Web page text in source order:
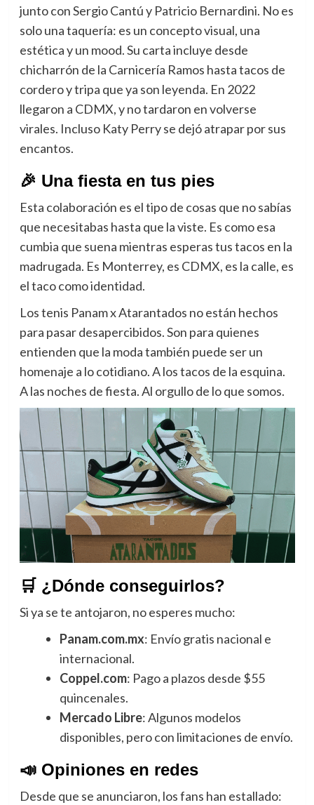
junto con Sergio Cantú y Patricio Bernardini. No es
solo una taquería: es un concepto visual, una
estética y un mood. Su carta incluye desde
chicharrón de la Carnicería Ramos hasta tacos de
cordero y tripa que ya son leyenda. En 2022
llegaron a CDMX, y no tardaron en volverse
virales. Incluso Katy Perry se dejó atrapar por sus
encantos.
🎉 Una fiesta en tus pies
Esta colaboración es el tipo de cosas que no sabías
que necesitabas hasta que la viste. Es como esa
cumbia que suena mientras esperas tus tacos en la
madrugada. Es Monterrey, es CDMX, es la calle, es
el taco como identidad.
Los tenis Panam x Atarantados no están hechos
para pasar desapercibidos. Son para quienes
entienden que la moda también puede ser un
homenaje a lo cotidiano. A los tacos de la esquina.
A las noches de fiesta. Al orgullo de lo que somos.
🛒 ¿Dónde conseguirlos?
Si ya se te antojaron, no esperes mucho:
Panam.com.mx: Envío gratis nacional e
internacional.
Coppel.com: Pago a plazos desde $55
quincenales.
Mercado Libre: Algunos modelos
disponibles, pero con limitaciones de envío.
📣 Opiniones en redes
Desde que se anunciaron, los fans han estallado: